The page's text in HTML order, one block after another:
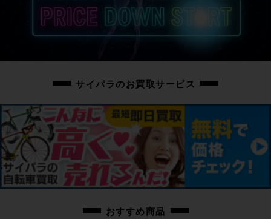
タイヤ：パンクはしていませんがやや傷みがあります。
フレーム、その他外観：クランク、シートステー、チェーンステー、リアエン
ボルトは付属いたしますが穴が滑めています。<ＢＲ> 状態は良いですがハン
のネジの受けが１つ欠品しています。
お願いいたします。
当ストアから出品している車体は全て展示品の為、掲載にない傷等つくことが
ございますので予めご了承下さいませ。
お写真に掲載の場合を除き、基本的にはペダルは付属しておりません。
お手数ではございますが別途ご用意の程お願いいたします。
◇付属品に関しましてはお写真に掲載のお品物のみとなります。
掲載に無いお品物の付属はいたしませんため、ご注意ください。
こちらの車体は簡易点検の後、出荷しております。
ス作業を行っていただきますよう お願いいたします。
サイパラのお買取サービス
おすすめ商品